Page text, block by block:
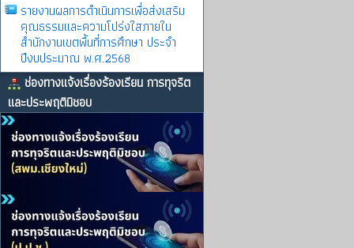
รายงานผลการดําเนินการเพื่อส่งเสริม
คุณธรรมและความโปร่งใสภายใน
สำนักงานเขตพื้นที่การศึกษา ประจำ
ปีงบประมาณ พ.ศ.2568
ช่องทางแจ้งเรื่องร้องเรียน การทุจริต
และประพฤติมิชอบ